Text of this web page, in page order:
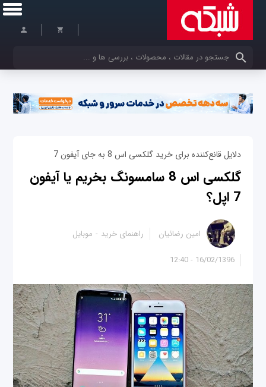
کلمات کلیدی خود را وارد کنید
دلایل قانع‌کننده برای خرید گلکسی اس 8 به جای آیفون 7
گلکسی اس 8 سامسونگ بخریم یا آیفون
7 اپل؟
16/02/1396 - 12:40
امین رضائیان راهنمای خرید موبایل